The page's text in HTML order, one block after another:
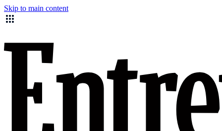
Skip to main content